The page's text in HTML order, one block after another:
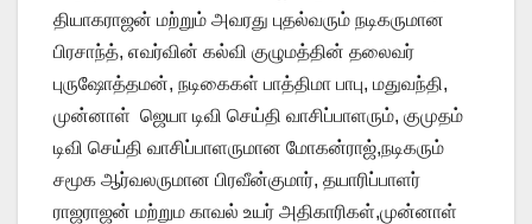
தியாகராஜன் மற்றும் அவரது புதல்வரும் நடிகருமான
பிரசாந்த், எவர்வின் கல்வி குழுமத்தின் தலைவர்
புருஷோத்தமன், நடிகைகள் பாத்திமா பாபு, மதுவந்தி,
முன்னாள் ஜெயா டிவி செய்தி வாசிப்பாளரும், குமுதம்
டிவி செய்தி வாசிப்பாளருமான மோகன்ராஜ்,நடிகரும்
சமூக ஆர்வலருமான பிரவீன்குமார், தயாரிப்பாளர்
ராஜராஜன் மற்றும காவல் உயர் அதிகாரிகள்,முன்னாள்